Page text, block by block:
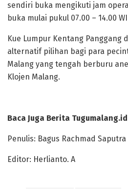
sendiri buka mengikuti jam
buka mulai pukul 07.00 – 14.00
Kue Lumpur Kentang Panggang
alternatif pilihan bagi para
Malang yang tengah berburu
Klojen Malang.
Baca Juga Berita
Penulis: Bagus Rachmad Saputra
Editor: Herlianto. A